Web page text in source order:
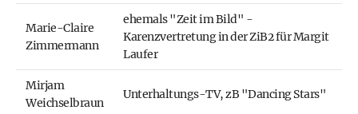
Marie-Claire
Zimmermann
ehemals "Zeit im Bild" -
Karenzvertretung in der ZiB2 für Margit
Laufer
Mirjam
Weichselbraun
Unterhaltungs-TV, zB "Dancing Stars"